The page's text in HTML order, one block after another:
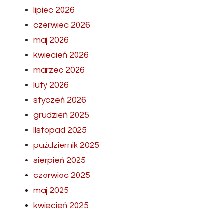
lipiec 2026
czerwiec 2026
maj 2026
kwiecień 2026
marzec 2026
luty 2026
styczeń 2026
grudzień 2025
listopad 2025
październik 2025
sierpień 2025
czerwiec 2025
maj 2025
kwiecień 2025